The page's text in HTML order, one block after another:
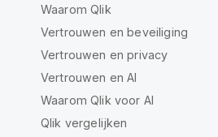
Waarom Qlik
Vertrouwen en beveiliging
Vertrouwen en privacy
Vertrouwen en AI
Waarom Qlik voor AI
Qlik vergelijken